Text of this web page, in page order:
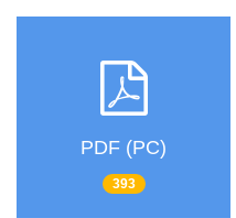
PDF (PC)
393